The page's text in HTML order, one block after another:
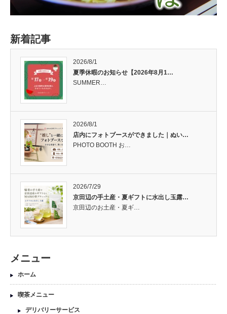
新着記事
2026/8/1
夏季休暇のお知らせ【2026年8月1…
SUMMER…
2026/8/1
店内にフォトブースができました｜ぬい…
PHOTO BOOTH お…
2026/7/29
京田辺の手土産・夏ギフトに水出し玉露…
京田辺のお土産・夏ギ…
メニュー
ホーム
喫茶メニュー
デリバリーサービス